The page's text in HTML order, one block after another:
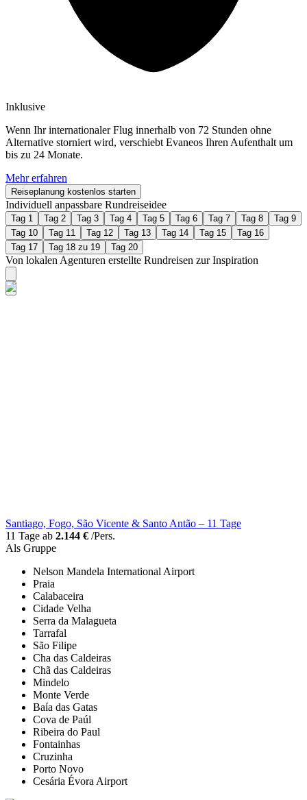
Inklusive
Wenn Ihr internationaler Flug innerhalb von 72 Stunden ohne
Alternative storniert wird, verschiebt Evaneos Ihren Aufenthalt um
bis zu 24 Monate.
Mehr erfahren
Reiseplanung kostenlos starten
Individuell anpassbare Rundreiseidee
Tag 1 Tag 2 Tag 3 Tag 4 Tag 5 Tag 6 Tag 7 Tag 8
Tag 9
Tag 10
Tag 11 Tag 12 Tag 13 Tag 14 Tag 15
Tag 16
Tag 17
Tag 18 zu 19 Tag 20
Von lokalen Agenturen erstellte Rundreisen zur Inspiration
Santiago, Fogo, São Vicente & Santo Antão – 11 Tage
11 Tage ab 2.144 € /Pers.
Als Gruppe
Nelson Mandela International Airport
Praia
Calabaceira
Cidade Velha
Serra da Malagueta
Tarrafal
São Filipe
Cha das Caldeiras
Chã das Caldeiras
Mindelo
Monte Verde
Baía das Gatas
Cova de Paúl
Ribeira do Paul
Fontainhas
Cruzinha
Porto Novo
Cesária Évora Airport